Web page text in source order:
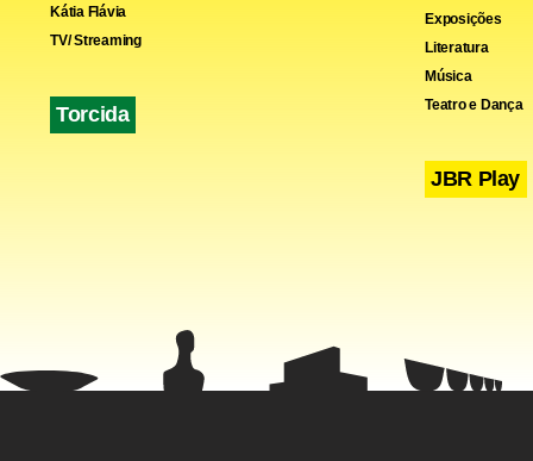
Kátia Flávia
TV/ Streaming
Torcida
Exposições
Literatura
Música
Teatro e Dança
JBR Play